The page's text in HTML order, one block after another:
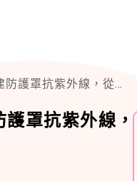
線，從體內提升抗UV力
護罩抗紫外線，